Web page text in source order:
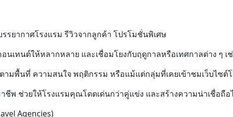
รยากาศโรงแรม รีวิวจากลูกค้า โปรโมชั่นพิเศษ
นเทนต์ให้หลากหลาย และเชื่อมโยงกับฤดูกาลหรือเทศกาลต่าง ๆ
ามพื้นที่ ความสนใจ พฤติกรรม หรือแม้แต่กลุ่มที่เคยเข้าชมเว็บไซต์
ชีพ ช่วยให้โรงแรมคุณโดดเด่นกว่าคู่แข่ง และสร้างความน่าเชื่อถื
Agencies)